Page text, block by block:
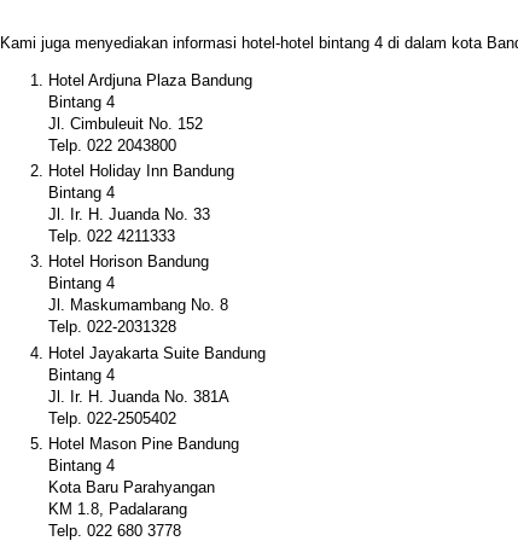
Kami juga menyediakan informasi hotel-hotel bintang 4 di dalam kota
Hotel Ardjuna Plaza Bandung
Bintang 4
Jl. Cimbuleuit No. 152
Telp. 022 2043800
Hotel Holiday Inn Bandung
Bintang 4
Jl. Ir. H. Juanda No. 33
Telp. 022 4211333
Hotel Horison Bandung
Bintang 4
Jl. Maskumambang No. 8
Telp. 022-2031328
Hotel Jayakarta Suite Bandung
Bintang 4
Jl. Ir. H. Juanda No. 381A
Telp. 022-2505402
Hotel Mason Pine Bandung
Bintang 4
Kota Baru Parahyangan
KM 1.8, Padalarang
Telp. 022 680 3778